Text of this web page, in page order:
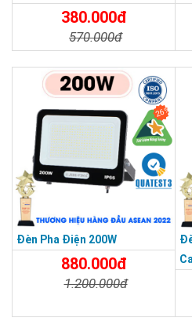
SẢN PHẨM CHẤT LƯỢNG -
380.000đ
570.000đ
26%
Đèn Pha Điện 200W
880.000đ
1.200.000đ